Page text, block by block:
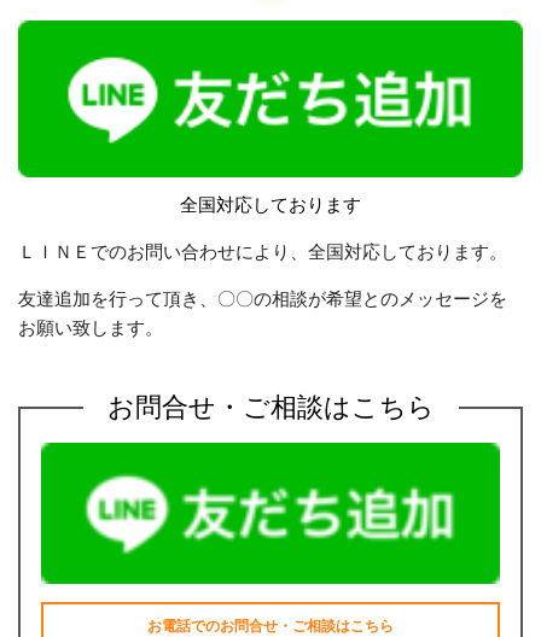
全国対応しております
ＬＩＮＥでのお問い合わせにより、全国対応しております。
友達追加を行って頂き、〇〇の相談が希望とのメッセージを
お願い致します。
お問合せ・ご相談はこちら
お電話でのお問合せ・ご相談はこちら